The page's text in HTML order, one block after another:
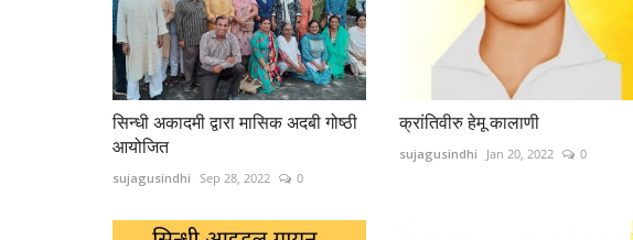
सिन्धी अकादमी द्वारा मासिक अदबी गोष्ठी
आयोजित
sujagusindhi Sep 28, 2022 0
क्रांतिवीरु हेमू कालाणी
sujagusindhi Jan 20, 2022 0